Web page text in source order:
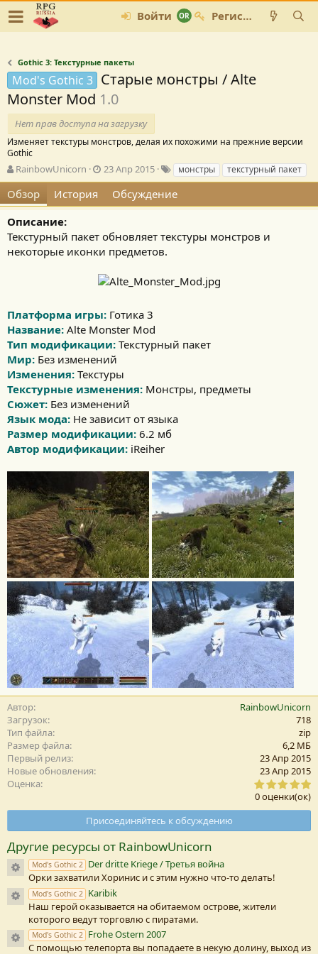
Войти Регистрация
Gothic 3: Текстурные пакеты
Mod's Gothic 3 Старые монстры / Alte
Monster Mod 1.0
Нет прав доступа на загрузку
Изменяет текстуры монстров, делая их похожими на прежние версии
Gothic
А
в
т
о
р
RainbowUnicorn
Д
а
а
о
д
н
23 Апр 2015
е
г
и
монстры текстурный пакет
Обзор История
Обсуждение
Описание:
Текстурный пакет обновляет текстуры монстров и
некоторые иконки предметов.
Платформа игры: Готика 3
Название: Alte Monster Mod
Тип модификации: Текстурный пакет
Мир: Без изменений
Изменения: Текстуры
Текстурные изменения: Монстры, предметы
Сюжет: Без изменений
Язык мода: Не зависит от языка
Размер модификации: 6.2 мб
Автор модификации: iReiher
Автор
RainbowUnicorn
Загрузок
718
Тип файла
zip
Размер файла
6,2 MБ
Первый релиз
23 Апр 2015
Новые обновления
23 Апр 2015
Оценка
0
,
0
з
0 оценки(ок)
Присоединяйтесь к обсуждению
Другие ресурсы от RainbowUnicorn
Иконка ресурса
Mod's Gothic 2 Der dritte Kriege / Третья война
Орки захватили Хоринис и с этим нужно что-то делать!
Иконка ресурса
Mod's Gothic 2
Karibik
Наш герой оказывается на обитаемом острове, жители
которого ведут торговлю с пиратами.
Иконка ресурса
Mod's Gothic 2 Frohe Ostern 2007
С помощью телепорта вы попадаете в некую долину, выход из